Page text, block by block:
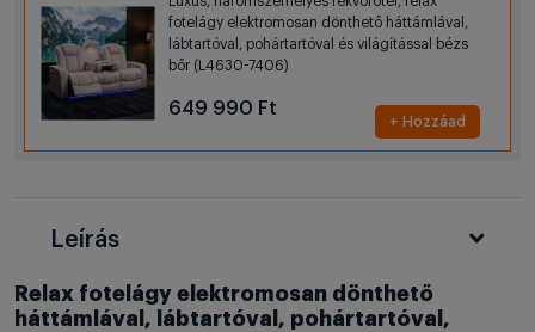
fotelágy elektromosan dönthető háttámlával,
lábtartóval, pohártartóval és világítással bézs
bőr (L4630-7406)
649 990 Ft
+ Hozzáad
Leírás
Relax fotelágy elektromosan dönthető
háttámlával, lábtartóval, pohártartóval,